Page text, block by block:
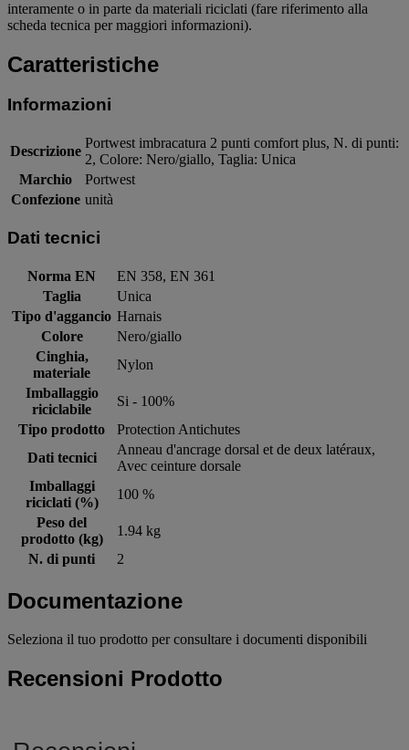
interamente o in parte da materiali riciclati (fare riferimento alla
scheda tecnica per maggiori informazioni).
Caratteristiche
Informazioni
Descrizione
Portwest imbracatura 2 punti comfort plus, N. di punti:
2, Colore: Nero/giallo, Taglia: Unica
Marchio
Portwest
Confezione unità
Dati tecnici
Norma EN
EN 358, EN 361
Taglia
Unica
Tipo d'aggancio Harnais
Colore
Nero/giallo
Cinghia,
materiale
Nylon
Imballaggio
riciclabile
Si - 100%
Tipo prodotto
Protection Antichutes
Dati tecnici
Anneau d'ancrage dorsal et de deux latéraux,
Avec ceinture dorsale
Imballaggi
riciclati (%)
100 %
Peso del
prodotto (kg)
1.94 kg
N. di punti
2
Documentazione
Seleziona il tuo prodotto per consultare i documenti disponibili
Recensioni Prodotto